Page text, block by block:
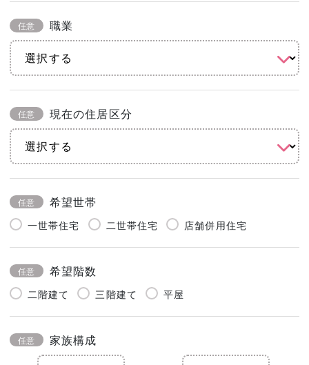
任意 職業
任意 現在の住居区分
任意 希望世帯
一世帯住宅 二世帯住宅 店舗併用住宅
任意 希望階数
二階建て 三階建て 平屋
任意 家族構成